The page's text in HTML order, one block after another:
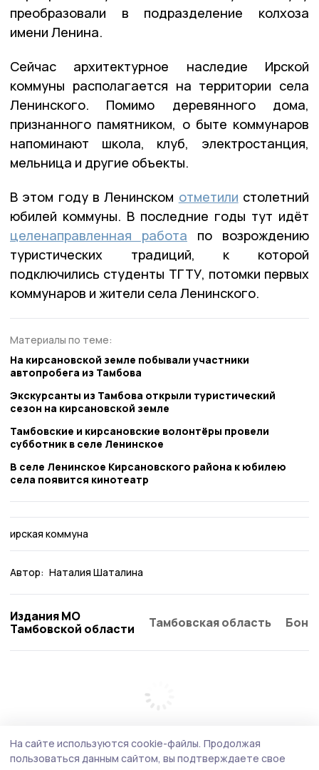
преобразовали в подразделение колхоза
имени Ленина.
Сейчас архитектурное наследие Ирской
коммуны располагается на территории села
Ленинского. Помимо деревянного дома,
признанного памятником, о быте коммунаров
напоминают школа, клуб, электростанция,
мельница и другие объекты.
В этом году в Ленинском отметили столетний
юбилей коммуны. В последние годы тут идёт
целенаправленная работа по возрождению
туристических традиций, к которой
подключились студенты ТГТУ, потомки первых
коммунаров и жители села Ленинского.
Материалы по теме:
На кирсановской земле побывали участники
автопробега из Тамбова
Экскурсанты из Тамбова открыли туристический
сезон на кирсановской земле
Тамбовские и кирсановские волонтёры провели
субботник в селе Ленинское
В селе Ленинское Кирсановского района к юбилею
села появится кинотеатр
ирская коммуна
Автор: Наталия Шаталина
Издания МО
Тамбовской области
Тамбовская область
На сайте используются cookie-файлы. Продолжая
пользоваться данным сайтом, вы подтверждаете свое